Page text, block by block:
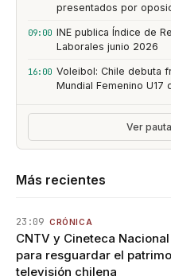
presentados por
09:00 INE publica Índice de
Laborales junio 2026
16:00 Voleibol: Chile debuta
Mundial Femenino U17
Ver
Más recientes
23:09 CRÓNICA
CNTV y Cineteca
para resguardar el
televisión chilena